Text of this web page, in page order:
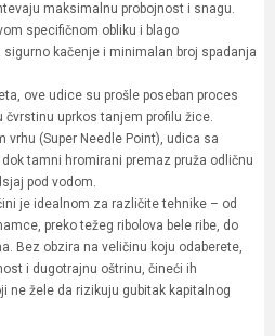
maksimalnu probojnost i snagu.
specifičnom obliku i blago
kačenje i minimalan broj spadanja
ove udice su prošle poseban proces
čvrstinu uprkos tanjem profilu žice.
(Super Needle Point), udica sa
tamni hromirani premaz pruža odličnu
pod vodom.
je idealnom za različite tehnike – od
preko težeg ribolova bele ribe, do
Bez obzira na veličinu koju odaberete,
i dugotrajnu oštrinu, čineći ih
ne žele da rizikuju gubitak kapitalnog